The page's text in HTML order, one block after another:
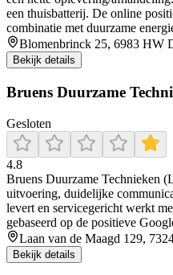
een thuisbatterij. De online
combinatie met duurzame
Blomenbrinck 25, 6983 HW
Bekijk details
Bruens Duurzame
Gesloten
4.8
Bruens Duurzame Technieken
uitvoering, duidelijke
levert en servicegericht werkt
gebaseerd op de positieve
Laan van de Maagd 129,
Bekijk details